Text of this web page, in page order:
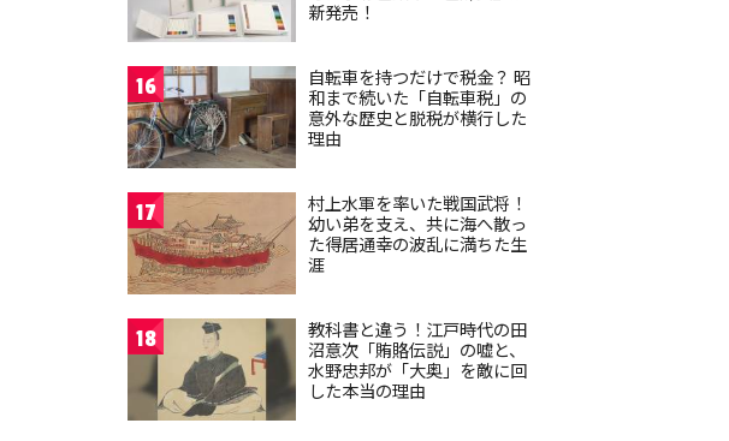
新発売！
16
自転車を持つだけで税金？ 昭
和まで続いた「自転車税」の
意外な歴史と脱税が横行した
理由
17
村上水軍を率いた戦国武将！
幼い弟を支え、共に海へ散っ
た得居通幸の波乱に満ちた生
涯
18
教科書と違う！江戸時代の田
沼意次「賄賂伝説」の嘘と、
水野忠邦が「大奥」を敵に回
した本当の理由